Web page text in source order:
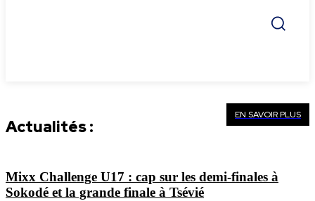
EN SAVOIR PLUS
Actualités :
Mixx Challenge U17 : cap sur les demi-finales à
Sokodé et la grande finale à Tsévié